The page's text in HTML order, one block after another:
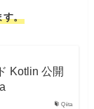
す。
Qiita
Kotlin 公開